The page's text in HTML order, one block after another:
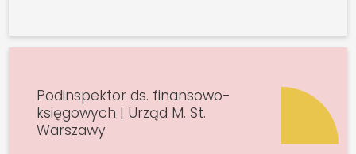
Podinspektor ds. finansowo-
księgowych | Urząd M. St.
Warszawy